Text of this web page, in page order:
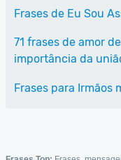
Frases de Eu Sou
71 frases de amor
importância da
Frases para Irmãos